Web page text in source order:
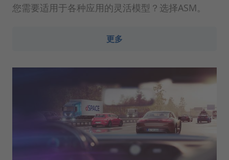
您需要适用于各种应用的灵活模型？选择ASM。
更多